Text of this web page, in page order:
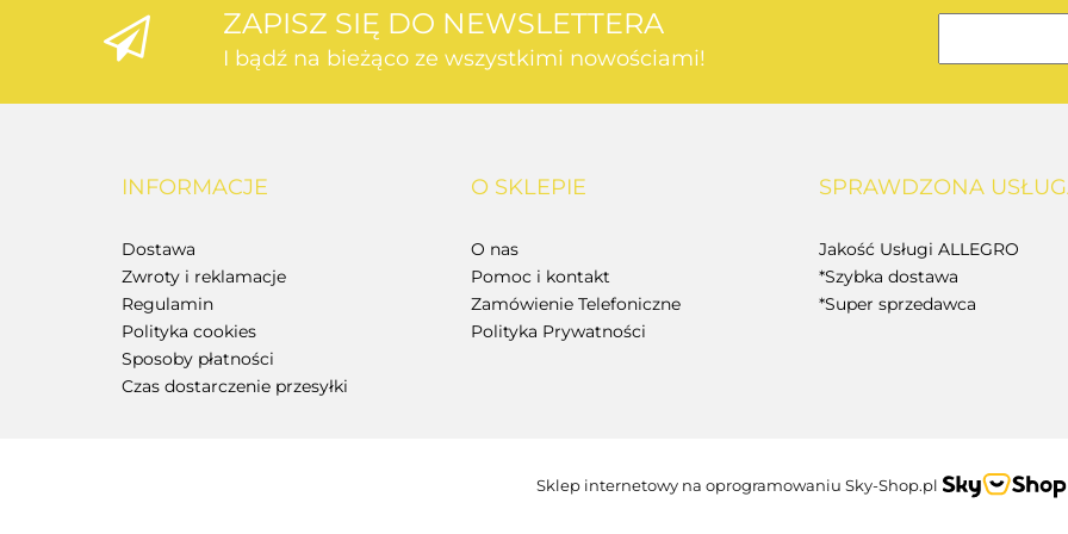
BOSCH
ZAPISZ SIĘ DO NEWSLETTERA
I bądź na bieżąco ze wszystkimi nowościami!
INFORMACJE
Dostawa
Zwroty i reklamacje
Regulamin
Polityka cookies
Sposoby płatności
Czas dostarczenie przesyłki
O SKLEPIE
O nas
Pomoc i kontakt
Zamówienie Telefoniczne
Polityka Prywatności
SPRAWDZONA
Jakość Usługi ALLEGRO
*Szybka dostawa
*Super sprzedawca
Sklep internetowy na oprogramowaniu Sky-Shop.pl